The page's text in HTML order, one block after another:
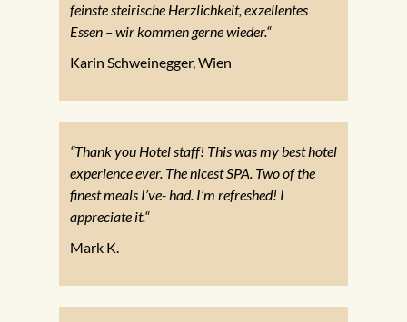
feinste steirische Herzlichkeit, exzellentes
Essen – wir kommen gerne wieder.“
Karin Schweinegger, Wien
“Thank you Hotel staff! This was my best hotel
experience ever. The nicest SPA. Two of the
finest meals I’ve- had. I’m refreshed! I
appreciate it.“
Mark K.